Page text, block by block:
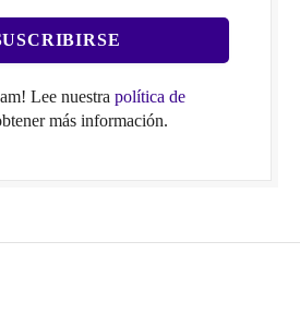
Lee nuestra política de
más información.